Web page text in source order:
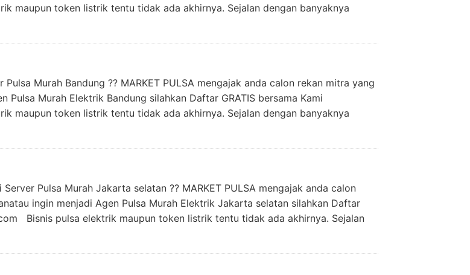
maupun token listrik tentu tidak ada akhirnya. Sejalan dengan banyaknya
Murah Bandung ?? MARKET PULSA mengajak anda calon rekan mitra yang
Murah Elektrik Bandung silahkan Daftar GRATIS bersama Kami
maupun token listrik tentu tidak ada akhirnya. Sejalan dengan banyaknya
Pulsa Murah Jakarta selatan ?? MARKET PULSA mengajak anda calon
ingin menjadi Agen Pulsa Murah Elektrik Jakarta selatan silahkan Daftar
Bisnis pulsa elektrik maupun token listrik tentu tidak ada akhirnya. Sejalan